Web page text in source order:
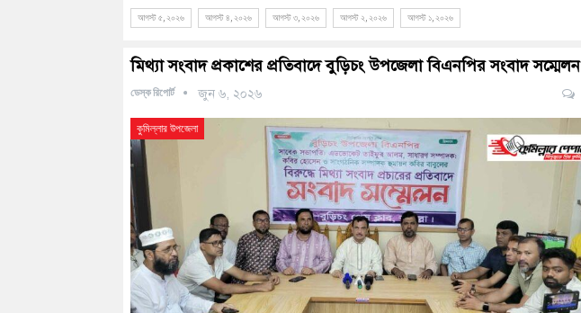
আগস্ট ৫, ২০২৬ আগস্ট ৪, ২০২৬ আগস্ট ৩, ২০২৬ আগস্ট ২, ২০২৬ আগস্ট ১, ২০২৬
মিথ্যা সংবাদ প্রকাশের প্রতিবাদে বুড়িচং উপজেলা বিএনপির সংবাদ সম্মেলন
ডেস্ক রিপোর্ট জুন ৬, ২০২৬
কুমিল্লার উপজেলা